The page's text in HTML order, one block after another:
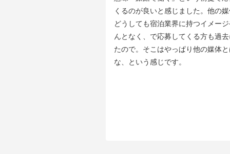
くるのが良いと感じました。他の
どうしても宿泊業界に持つイメー
んとなく、で応募してくる方も過
たので。そこはやっぱり他の媒体
な、という感じです。